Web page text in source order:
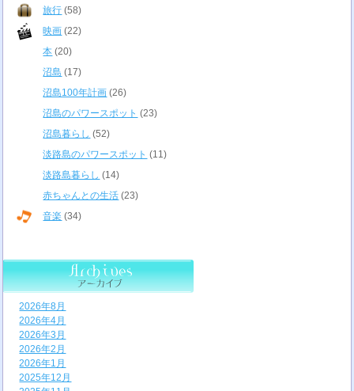
旅行 (58)
映画 (22)
本 (20)
沼島 (17)
沼島100年計画 (26)
沼島のパワースポット (23)
沼島暮らし (52)
淡路島のパワースポット (11)
淡路島暮らし (14)
赤ちゃんとの生活 (23)
音楽 (34)
2026年8月
2026年4月
2026年3月
2026年2月
2026年1月
2025年12月